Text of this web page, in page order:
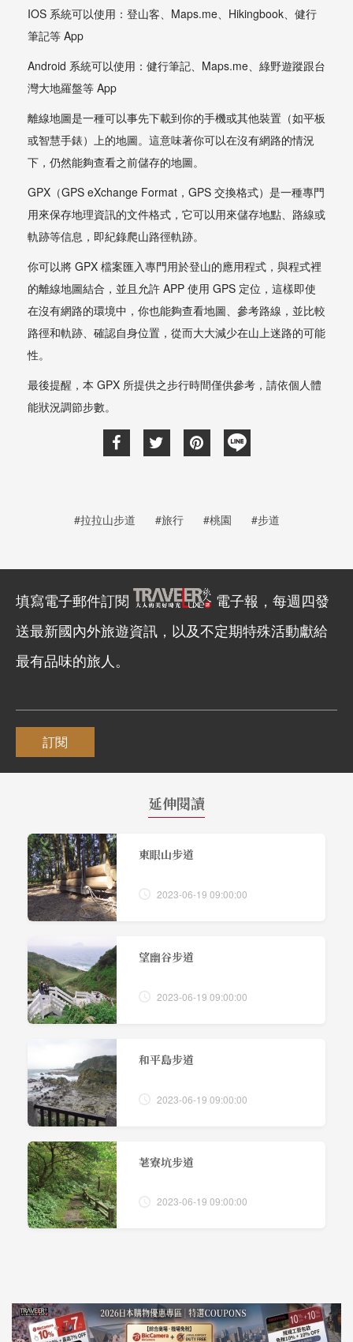
IOS 系統可以使用：登山客、Maps.me、Hikingbook、健行
筆記等 App
Android 系統可以使用：健行筆記、Maps.me、綠野遊蹤跟台
灣大地羅盤等 App
離線地圖是一種可以事先下載到你的手機或其他裝置（如平板
或智慧手錶）上的地圖。這意味著你可以在沒有網路的情況
下，仍然能夠查看之前儲存的地圖。
GPX（GPS eXchange Format，GPS 交換格式）是一種專門
用來保存地理資訊的文件格式，它可以用來儲存地點、路線或
軌跡等信息，即紀錄爬山路徑軌跡。
你可以將 GPX 檔案匯入專門用於登山的應用程式，與程式裡
的離線地圖結合，並且允許 APP 使用 GPS 定位，這樣即使
在沒有網路的環境中，你也能夠查看地圖、參考路線，並比較
路徑和軌跡、確認自身位置，從而大大減少在山上迷路的可能
性。
最後提醒，本 GPX 所提供之步行時間僅供參考，請依個人體
能狀況調節步數。
#拉拉山步道 #旅行 #桃園 #步道
填寫電子郵件訂閱
電子報，每週四發
送最新國內外旅遊資訊，以及不定期特殊活動獻給
最有品味的旅人。
訂閱
延伸閱讀
東眼山步道
2023-06-19 09:00:00
望幽谷步道
2023-06-19 09:00:00
和平島步道
2023-06-19 09:00:00
荖寮坑步道
2023-06-19 09:00:00